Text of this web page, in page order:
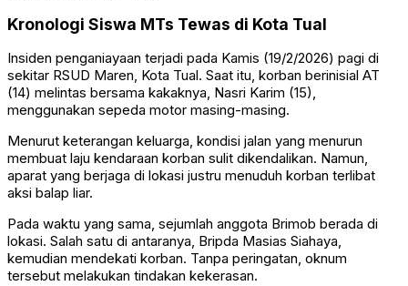
Kronologi Siswa MTs Tewas di Kota Tual
Insiden penganiayaan terjadi pada Kamis (19/2/2026) pagi di
sekitar RSUD Maren, Kota Tual. Saat itu, korban berinisial AT
(14) melintas bersama kakaknya, Nasri Karim (15),
menggunakan sepeda motor masing-masing.
Menurut keterangan keluarga, kondisi jalan yang menurun
membuat laju kendaraan korban sulit dikendalikan. Namun,
aparat yang berjaga di lokasi justru menuduh korban terlibat
aksi balap liar.
Pada waktu yang sama, sejumlah anggota Brimob berada di
lokasi. Salah satu di antaranya, Bripda Masias Siahaya,
kemudian mendekati korban. Tanpa peringatan, oknum
tersebut melakukan tindakan kekerasan.